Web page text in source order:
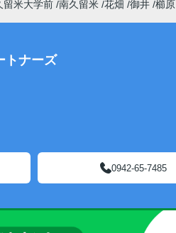
留米大学前 南久留米 花畑 御井 櫛原
ナーズ
0942-65-7485